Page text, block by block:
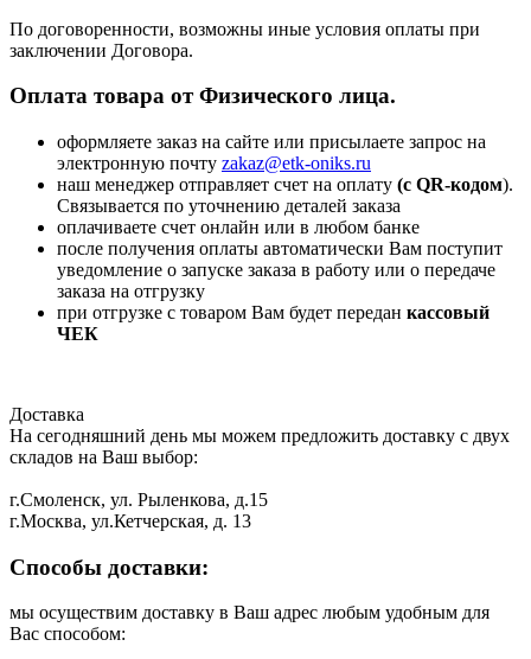
По договоренности, возможны иные условия оплаты при
заключении Договора.
Оплата товара от Физического лица.
оформляете заказ на сайте или присылаете запрос на
электронную почту zakaz@etk-oniks.ru
наш менеджер отправляет счет на оплату (с QR-кодом).
Связывается по уточнению деталей заказа
оплачиваете счет онлайн или в любом банке
после получения оплаты автоматически Вам поступит
уведомление о запуске заказа в работу или о передаче
заказа на отгрузку
при отгрузке с товаром Вам будет передан кассовый
ЧЕК
Доставка
На сегодняшний день мы можем предложить доставку с двух
складов на Ваш выбор:
г.Смоленск, ул. Рыленкова, д.15
г.Москва, ул.Кетчерская, д. 13
Способы доставки:
мы осуществим доставку в Ваш адрес любым удобным для
Вас способом: